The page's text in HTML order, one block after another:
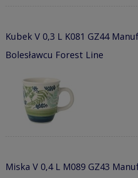
Kubek V 0,3 L K081 GZ44
Bolesławcu Forest Line
Miska V 0,4 L M089 GZ43